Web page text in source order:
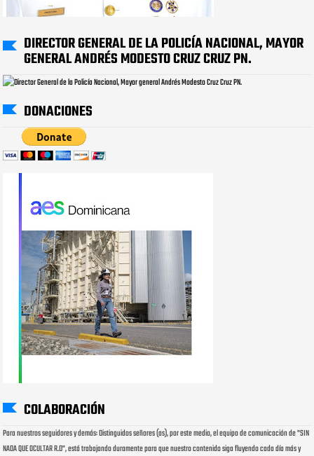
DIRECTOR GENERAL DE LA POLICÍA NACIONAL, MAYOR
GENERAL ANDRÉS MODESTO CRUZ CRUZ PN.
DONACIONES
COLABORACIÓN
Para nuestros seguidores y demás: Distinguidos señores (as), por este medio, el equipo de comunicación de "SIN
NADA QUE OCULTAR R.D", está trabajando duramente para que nuestro contenido siga fluyendo cada día más y